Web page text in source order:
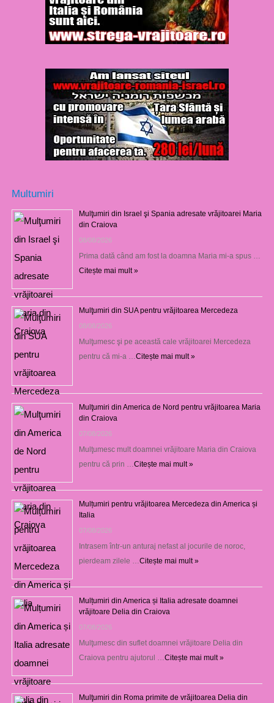
Multumiri
Mulţumiri din Israel şi Spania adresate vrăjitoarei Maria
din Craiova
08/08/2026
Prima dată când am fost la doamna Maria mi-a spus …
Citește mai mult »
Mulţumiri din SUA pentru vrăjitoarea Mercedeza
08/08/2026
Mulţumesc şi pe această cale vrăjitoarei Mercedeza
pentru că mi-a …Citește mai mult »
Mulţumiri din America de Nord pentru vrăjitoarea Maria
din Craiova
07/08/2026
Mulţumesc mult doamnei vrăjitoare Maria din Craiova
pentru că prin …Citește mai mult »
Mulțumiri pentru vrăjitoarea Mercedeza din America și
Italia
07/08/2026
Intrasem într-un anturaj nefast al jocurile de noroc,
pierdeam zilele …Citește mai mult »
Mulțumiri din America și Italia adresate doamnei
vrăjitoare Delia din Craiova
07/08/2026
Mulţumesc din suflet doamnei vrăjitoare Delia din
Craiova pentru ajutorul …Citește mai mult »
Mulţumiri din Roma primite de vrăjitoarea Delia din